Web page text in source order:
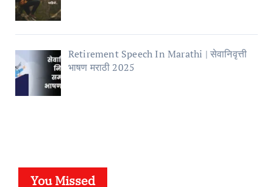
Retirement Speech In Marathi | सेवानिवृत्ती
भाषण मराठी 2025
You Missed